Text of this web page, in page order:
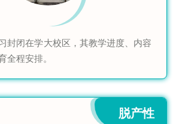
封闭在学大校区，其教学进度、内容
全程安排。
脱产性